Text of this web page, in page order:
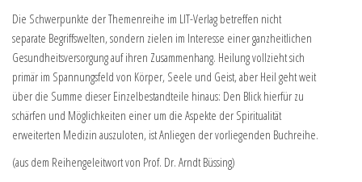
Die Schwerpunkte der Themenreihe im LIT-Verlag betreffen nicht
separate Begriffswelten, sondern zielen im Interesse einer ganzheitlichen
Gesundheitsversorgung auf ihren Zusammenhang. Heilung vollzieht sich
primär im Spannungsfeld von Körper, Seele und Geist, aber Heil geht weit
über die Summe dieser Einzelbestandteile hinaus: Den Blick hierfür zu
schärfen und Möglichkeiten einer um die Aspekte der Spiritualität
erweiterten Medizin auszuloten, ist Anliegen der vorliegenden Buchreihe.
(aus dem Reihengeleitwort von Prof. Dr. Arndt Büssing)